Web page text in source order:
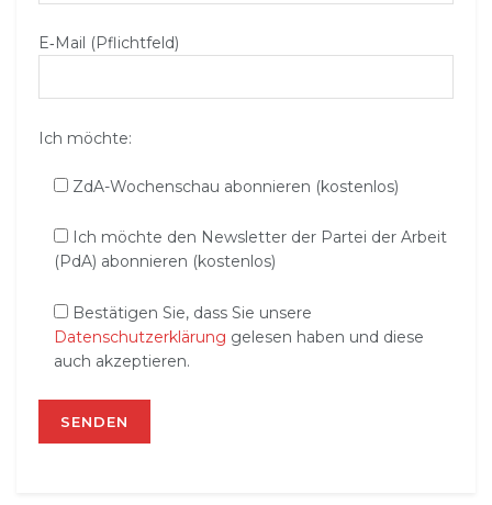
E‑Mail (Pflichtfeld)
Ich möchte:
ZdA-Wochenschau abonnieren (kostenlos)
Ich möchte den Newsletter der Partei der Arbeit
(PdA) abonnieren (kostenlos)
Bestätigen Sie, dass Sie unsere
Datenschutzerklärung gelesen haben und diese
auch akzeptieren.